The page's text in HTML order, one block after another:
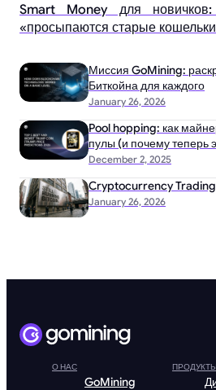
Smart Money для
«просыпаются старые
January 26, 2026
Миссия GoMining:
Биткойна для каждого
December 2, 2025
Pool hopping: как
пулы (и почему теперь
January 26, 2026
Cryptocurrency
О НАС
GoMining
ПРОДУКТЫ